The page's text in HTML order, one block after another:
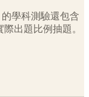
的學科測驗還包含
出題比例抽題。